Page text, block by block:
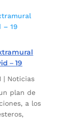
– 19
| Noticias
plan de
a los